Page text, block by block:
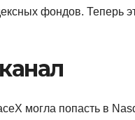
фондов. Теперь
могла попасть в